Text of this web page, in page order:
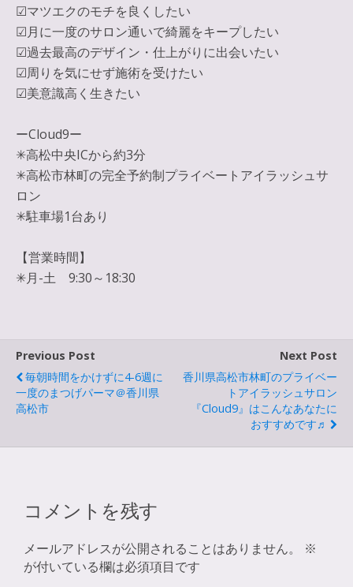
☑︎マツエクのモチを良くしたい
☑︎月に一度のサロン通いで綺麗をキープしたい
☑︎過去最高のデザイン・仕上がりに出会いたい
☑︎周りを気にせず施術を受けたい
☑︎美意識高く生きたい
ーCloud9ー
✳︎高松中央ICから約3分
✳︎高松市林町の完全予約制プライベートアイラッシュサ
ロン
✳︎駐車場1台あり
【営業時間】
✳︎月-土 9:30～18:30
Previous Post
毎朝時間をかけずに4-6週に
一度のまつげパーマ＠香川県
高松市
Next Post
香川県高松市林町のプライベー
トアイラッシュサロン
『Cloud9』はこんなあなたに
おすすめです♬
コメントを残す
メールアドレスが公開されることはありません。
※
が付いている欄は必須項目です